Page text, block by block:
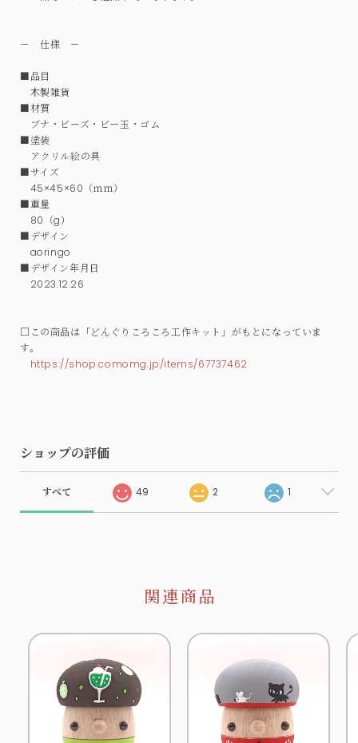
－ 仕様 －
■品目
木製雑貨
■材質
ブナ・ビーズ・ビー玉・ゴム
■塗装
アクリル絵の具
■サイズ
45×45×60（ｍｍ）
■重量
80（g）
■デザイン
aoringo
■デザイン年月日
2023.12.26
□この商品は「どんぐりころころ工作キット」がもとになっていま
す。
https://shop.comomg.jp/items/67737462
ショップの評価
すべて 49 2 1
関連商品